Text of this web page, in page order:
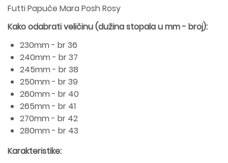
Futti Papuče Mara Posh Rosy
Kako odabrati veličinu (dužina stopala u mm - broj):
230mm - br 36
240mm - br 37
245mm - br 38
250mm - br 39
260mm - br 40
265mm - br 41
270mm - br 42
280mm - br 43
Karakteristike: